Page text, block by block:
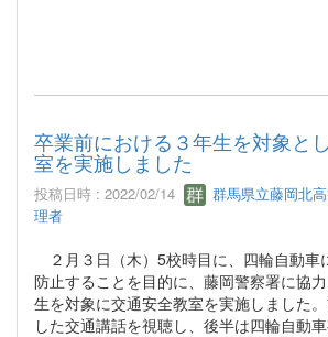
卒業前における３年生を対象と
室を実施しました
投稿日時 : 2022/02/14
群馬県立藤岡北
理者
２月３日（木）5校時目に、四輪自動車
防止することを目的に、藤岡警察署に協
生を対象に交通安全教室を実施しました
した交通講話を視聴し、後半は四輪自動